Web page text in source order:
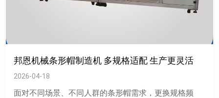
邦恩机械条形帽制造机 多规格适配 生产更灵活
2026-04-18
面对不同场景、不同人群的条形帽需求，更换规格频